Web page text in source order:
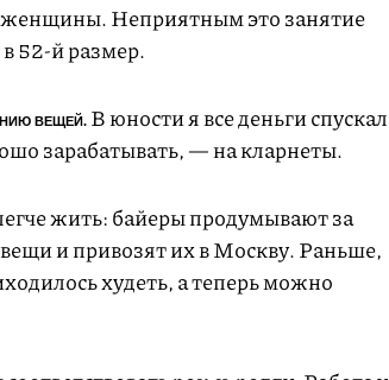
женщины. Неприятным это занятие
52-й размер.
ВЕЩЕЙ. В юности я все деньги спускал
зарабатывать, — на кларнеты.
жить: байеры продумывают за
и привозят их в Москву. Раньше,
худеть, а теперь можно